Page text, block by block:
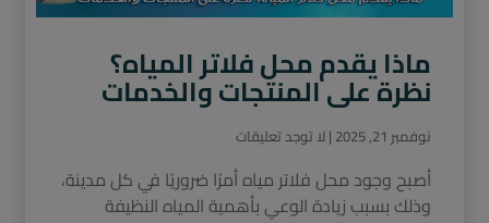
ماذا يقدم محل فلاتر المياه؟
نظرة على المنتجات والخدمات
نوفمبر 21, 2025 لا توجد تعليقات
أصبح وجود محل فلاتر مياه أمرًا ضروريًا في كل مدينة،
وذلك بسبب زيادة الوعي بأهمية المياه النظيفة